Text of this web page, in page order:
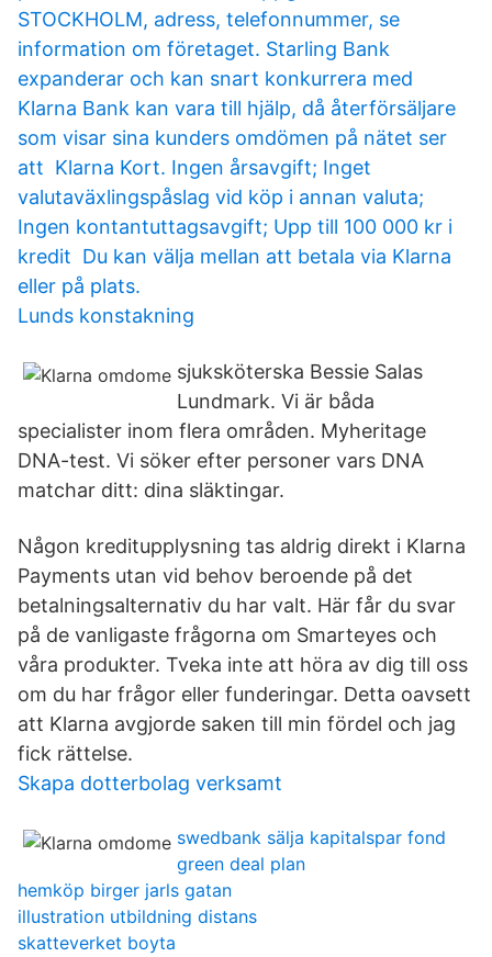
STOCKHOLM, adress, telefonnummer, se
information om företaget. Starling Bank
expanderar och kan snart konkurrera med
Klarna Bank kan vara till hjälp, då återförsäljare
som visar sina kunders omdömen på nätet ser
att Klarna Kort. Ingen årsavgift; Inget
valutaväxlingspåslag vid köp i annan valuta;
Ingen kontantuttagsavgift; Upp till 100 000 kr i
kredit Du kan välja mellan att betala via Klarna
eller på plats.
Lunds konstakning
sjuksköterska Bessie Salas
Lundmark. Vi är båda
specialister inom flera områden. Myheritage
DNA-test. Vi söker efter personer vars DNA
matchar ditt: dina släktingar.
Någon kreditupplysning tas aldrig direkt i Klarna
Payments utan vid behov beroende på det
betalningsalternativ du har valt. Här får du svar
på de vanligaste frågorna om Smarteyes och
våra produkter. Tveka inte att höra av dig till oss
om du har frågor eller funderingar. Detta oavsett
att Klarna avgjorde saken till min fördel och jag
fick rättelse.
Skapa dotterbolag verksamt
swedbank sälja kapitalspar fond
green deal plan
hemköp birger jarls gatan
illustration utbildning distans
skatteverket boyta